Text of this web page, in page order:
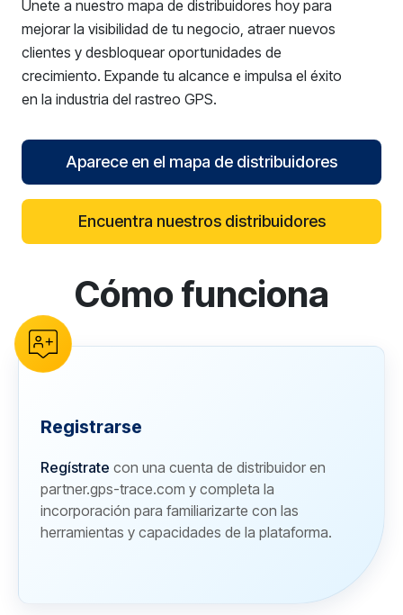
Únete a nuestro mapa de distribuidores hoy para
mejorar la visibilidad de tu negocio, atraer nuevos
clientes y desbloquear oportunidades de
crecimiento. Expande tu alcance e impulsa el éxito
en la industria del rastreo GPS.
Aparece en el mapa de distribuidores
Encuentra nuestros distribuidores
reCAPTCHA verification
Cómo funciona
Registrarse
Regístrate con una cuenta de distribuidor en
partner.gps-trace.com y completa la
incorporación para familiarizarte con las
herramientas y capacidades de la plataforma.